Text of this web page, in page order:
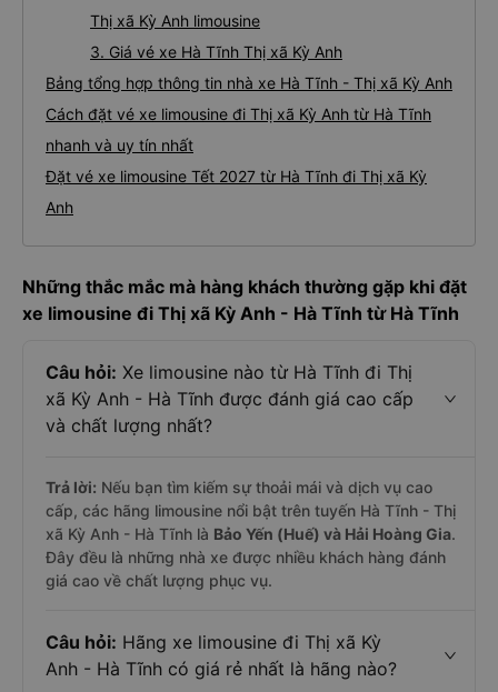
Thị xã Kỳ Anh limousine
3. Giá vé xe Hà Tĩnh Thị xã Kỳ Anh
Bảng tổng hợp thông tin nhà xe Hà Tĩnh - Thị xã Kỳ Anh
Cách đặt vé xe limousine đi Thị xã Kỳ Anh từ Hà Tĩnh
nhanh và uy tín nhất
Đặt vé xe limousine Tết 2027 từ Hà Tĩnh đi Thị xã Kỳ
Anh
Những thắc mắc mà hàng khách thường gặp khi đặt
xe limousine đi Thị xã Kỳ Anh - Hà Tĩnh từ Hà Tĩnh
Câu hỏi: Xe limousine nào từ Hà Tĩnh đi Thị
xã Kỳ Anh - Hà Tĩnh được đánh giá cao cấp
và chất lượng nhất?
Trả lời: Nếu bạn tìm kiếm sự thoải mái và dịch vụ cao
cấp, các hãng limousine nổi bật trên tuyến Hà Tĩnh - Thị
xã Kỳ Anh - Hà Tĩnh là Bảo Yến (Huế) và Hải Hoàng Gia.
Đây đều là những nhà xe được nhiều khách hàng đánh
giá cao về chất lượng phục vụ.
Câu hỏi: Hãng xe limousine đi Thị xã Kỳ
Anh - Hà Tĩnh có giá rẻ nhất là hãng nào?